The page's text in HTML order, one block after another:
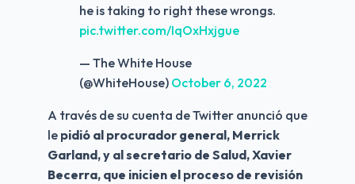
he is taking to right these wrongs.
pic.twitter.com/IqOxHxjgue
— The White House
(@WhiteHouse) October 6, 2022
A través de su cuenta de Twitter anunció que
le pidió al procurador general, Merrick
Garland, y al secretario de Salud, Xavier
Becerra, que inicien el proceso de revisión